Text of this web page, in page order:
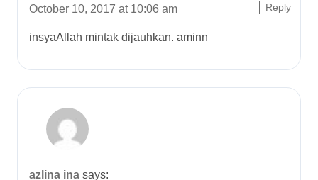
October 10, 2017 at 10:06 am
insyaAllah mintak dijauhkan. aminn
Reply
azlina ina says: